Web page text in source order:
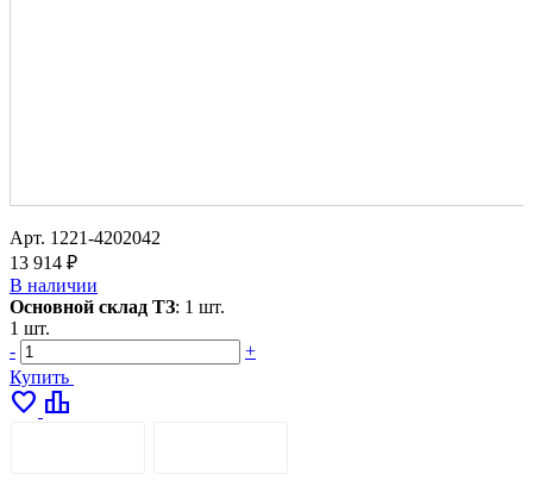
Арт. 1221-4202042
13 914 ₽
В наличии
Основной склад ТЗ: 1 шт.
1 шт.
-
+
Купить
favorite leaderboard